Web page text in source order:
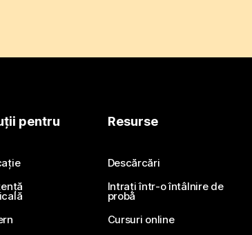
pentru Resurse
Descărcări
Intrați într-o întâlnire de
probă
Cursuri online